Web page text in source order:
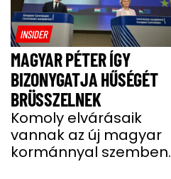
INSIDER
MAGYAR PÉTER ÍGY
BIZONYGATJA HŰSÉGÉT
BRÜSSZELNEK
Komoly elvárásaik
vannak az új magyar
kormánnyal szemben.